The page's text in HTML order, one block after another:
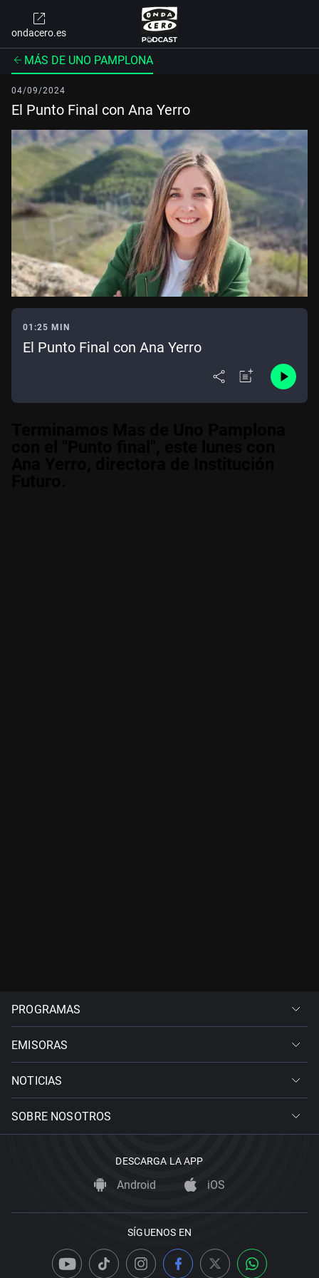
ondacero.es
MÁS DE UNO PAMPLONA
04/09/2024
El Punto Final con Ana Yerro
01:25 MIN
El Punto Final con Ana Yerro
PROGRAMAS
EMISORAS
NOTICIAS
SOBRE NOSOTROS
DESCARGA LA APP
Android iOS
SÍGUENOS EN